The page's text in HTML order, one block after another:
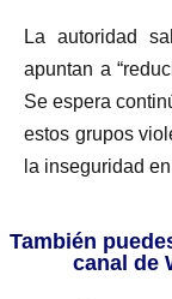
La autoridad
apuntan a
Se espera
estos grupos
la inseguridad
También
canal de